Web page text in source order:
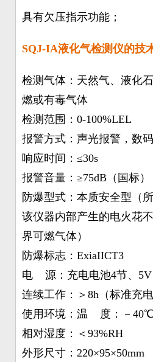
具有欠压指示功能；
SQJ-IA液化气检测仪的技
检测气体：天然气、液化
燃或有毒气体
检测范围：0-100%LEL
报警方式：声光报警，数
响应时间：≤30s
报警音量：≥75dB（国标）
防爆型式：本质安全型（
该仪器内部产生的电火花
界可燃气体）
防爆标志：ExiaIICT3
电 源：充电电池4节、5V
连续工作：＞8h（标准充电
使用环境：温 度：－
相对湿度：＜93%RH
外形尺寸：220×95×50mm